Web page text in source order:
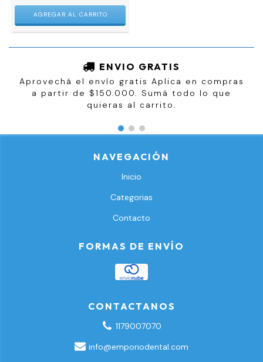
ENVIO GRATIS
Aprovechá el envío gratis Aplica en compras
a partir de $150.000. Sumá todo lo que
quieras al carrito.
NAVEGACIÓN
Inicio
Categorias
Contacto
FORMAS DE ENVÍO
CONTACTANOS
1179007070
info@emporiodental.com